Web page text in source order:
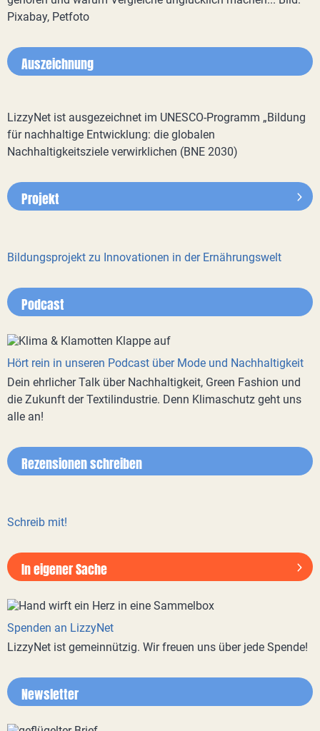
Pixabay, Petfoto
Auszeichnung
LizzyNet ist ausgezeichnet im UNESCO-Programm „Bildung
für nachhaltige Entwicklung: die globalen
Nachhaltigkeitsziele verwirklichen (BNE 2030)
Projekt
Bildungsprojekt zu Innovationen in der Ernährungswelt
Podcast
Hört rein in unseren Podcast über Mode und Nachhaltigkeit
Dein ehrlicher Talk über Nachhaltigkeit, Green Fashion und
die Zukunft der Textilindustrie. Denn Klimaschutz geht uns
alle an!
Rezensionen schreiben
Schreib mit!
In eigener Sache
Spenden an LizzyNet
LizzyNet ist gemeinnützig. Wir freuen uns über jede Spende!
Newsletter